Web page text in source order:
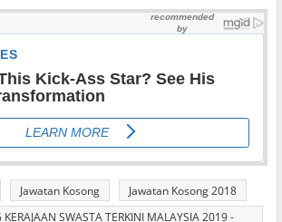
Jawatan Kosong
Jawatan Kosong 2018
KERAJAAN SWASTA TERKINI MALAYSIA 2019 -